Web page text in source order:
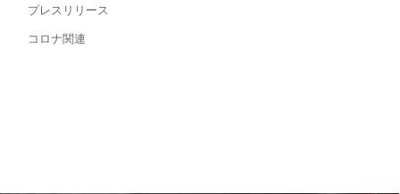
プレスリリース
コロナ関連